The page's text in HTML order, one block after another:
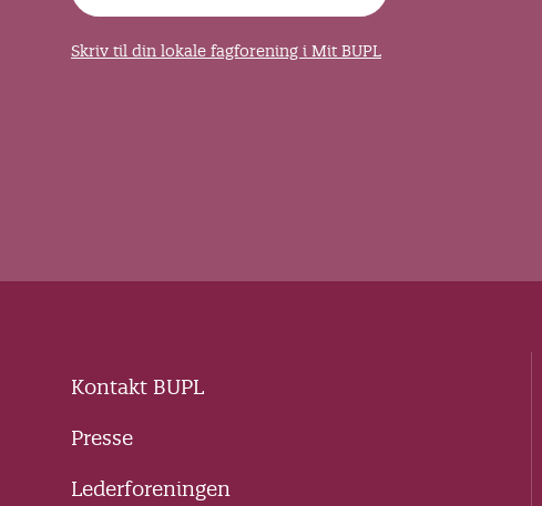
Skriv til din lokale fagforening i Mit BUPL
Kontakt BUPL
Presse
Lederforeningen